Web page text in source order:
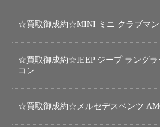
☆買取御成約☆MINI ミニ クラブマン
☆買取御成約☆JEEP ジープ ラング
コン
☆買取御成約☆メルセデスベンツ